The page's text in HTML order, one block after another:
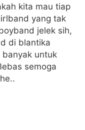
kita mau tiap
yang tak
jelek sih,
di blantika
untuk
semoga